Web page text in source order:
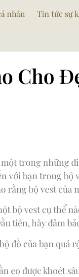
nhân Tin tức sự
Cho
trong những
với bạn trong
rằng bộ vest
bộ vest cụ thể
tiên, hãy đảm
đồ của bạn quá
eo được khoét